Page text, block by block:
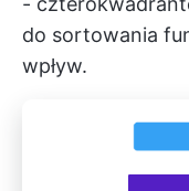
do sortowania
wpływ.